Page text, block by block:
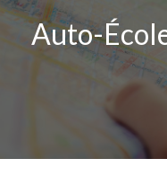
Auto-